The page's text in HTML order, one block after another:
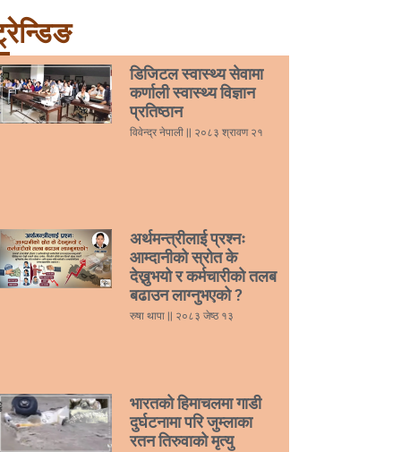
डिजिटल स्वास्थ्य सेवामा
कर्णाली स्वास्थ्य विज्ञान
प्रतिष्ठान
विवेन्द्र नेपाली २०८३ श्रावण २१
अर्थमन्त्रीलाई प्रश्नः
आम्दानीको स्रोत के
देख्नुभयो र कर्मचारीको तलब
बढाउन लाग्नुभएको ?
रुषा थापा २०८३ जेष्ठ १३
भारतको हिमाचलमा गाडी
दुर्घटनामा परि जुम्लाका
रतन तिरुवाको मृत्यु